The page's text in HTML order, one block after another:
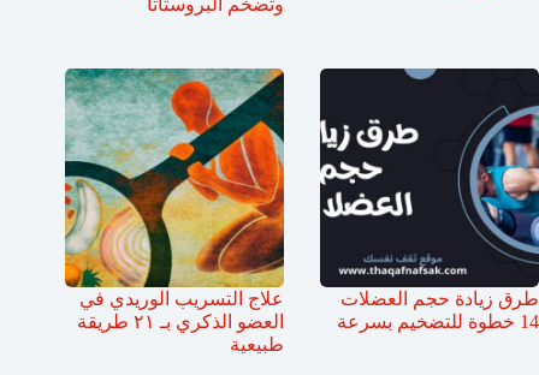
طرق زيادة حجم العضلات
14 خطوة للتضخيم بسرعة
علاج التسريب الوريدي في
العضو الذكري بـ ٢١ طريقة
طبيعية